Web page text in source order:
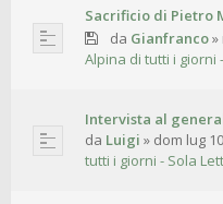
Sacrificio di Pietro
da Gianfranco»
Alpina di tutti i giorni
Intervista al
da Luigi » dom lug
tutti i giorni - Sola